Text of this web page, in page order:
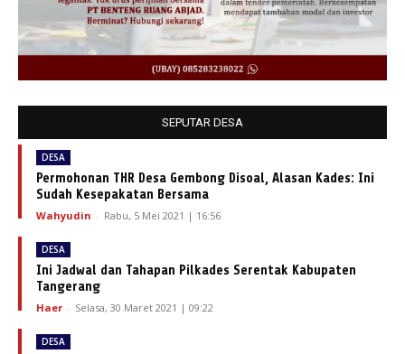
SEPUTAR DESA
DESA
Permohonan THR Desa Gembong Disoal, Alasan Kades: Ini
Sudah Kesepakatan Bersama
Wahyudin - Rabu, 5 Mei 2021 | 16:56
DESA
Ini Jadwal dan Tahapan Pilkades Serentak Kabupaten
Tangerang
Haer - Selasa, 30 Maret 2021 | 09:22
DESA